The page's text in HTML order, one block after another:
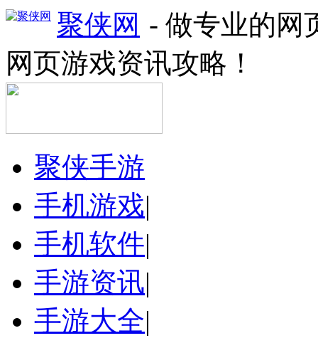
聚侠网 - 做专业的网
网页游戏资讯攻略！
聚侠手游
手机游戏|
手机软件|
手游资讯|
手游大全|